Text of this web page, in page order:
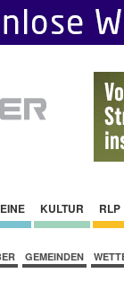
KULTUR RLP
GEMEINDEN